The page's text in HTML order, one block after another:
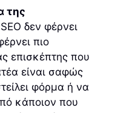
της
δεν φέρνει
πιο
επισκέπτης που
είναι σαφώς
φόρμα ή να
κάποιον που